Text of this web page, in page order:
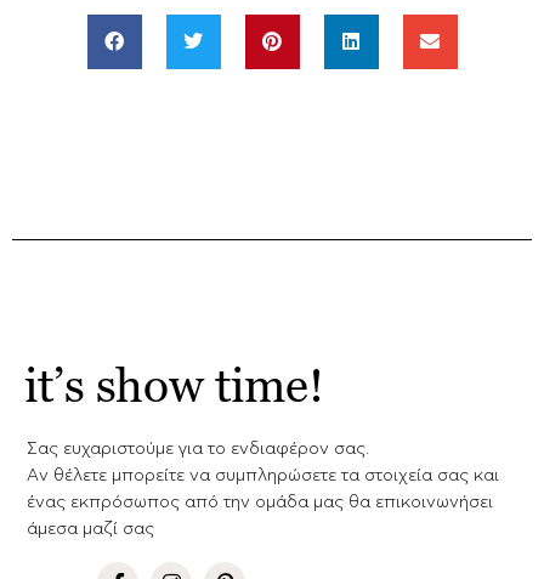
it’s show time!
Σας ευχαριστούμε για το ενδιαφέρον σας.
Aν θέλετε μπορείτε να συμπληρώσετε τα στοιχεία σας και
ένας εκπρόσωπος από την ομάδα μας θα επικοινωνήσει
άμεσα μαζί σας